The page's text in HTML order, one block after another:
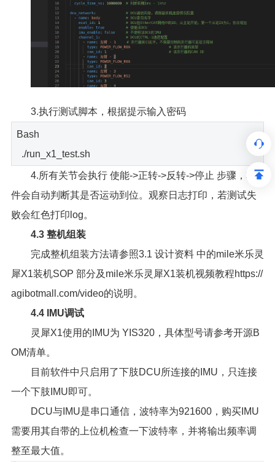
3.执行测试脚本，根据提示输入密码
Bash
./run_x1_test.sh
4.所有关节会执行 使能->正转->反转->停止 步骤，软
件会自动判断其是否运动到位。观察日志打印，若测试失
败会红色打印log。
4.3 整机组装
完成整机组装方法请参照3.1 设计资料 中的mile米乐灵
犀X1装机SOP 部分及mile米乐灵犀X1装机视频教程https://
agibotmall.com/video的说明。
4.4 IMU调试
灵犀X1使用的IMU为 YIS320，具体型号请参考开源B
OM清单。
目前软件中只启用了下肢DCU所连接的IMU，只连接
一个下肢IMU即可。
DCU与IMU是串口通信，波特率为921600，购买IMU
需要用其自带的上位机检查一下波特率，并将输出频率调
整至最大值。